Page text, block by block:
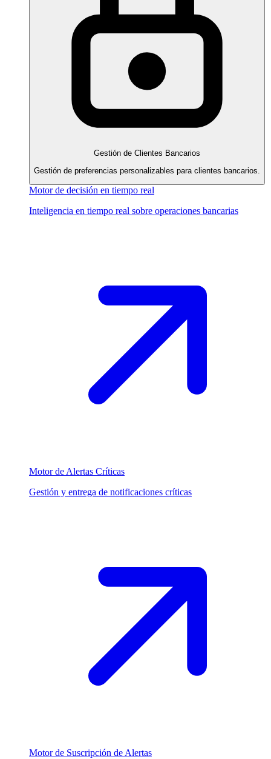
Gestión de Clientes Bancarios
Gestión de preferencias personalizables para clientes bancarios.
Motor de decisión en tiempo real
Inteligencia en tiempo real sobre operaciones bancarias
Motor de Alertas Críticas
Gestión y entrega de notificaciones críticas
Motor de Suscripción de Alertas